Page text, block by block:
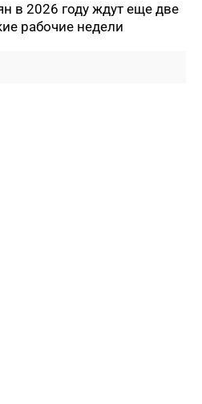
рассказали, что
главным подарком в
в 2026 году ждут еще две
рабочие недели